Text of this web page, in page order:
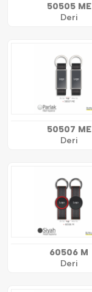
50505 ME
Deri
50507 ME
Deri
60506 M
Deri